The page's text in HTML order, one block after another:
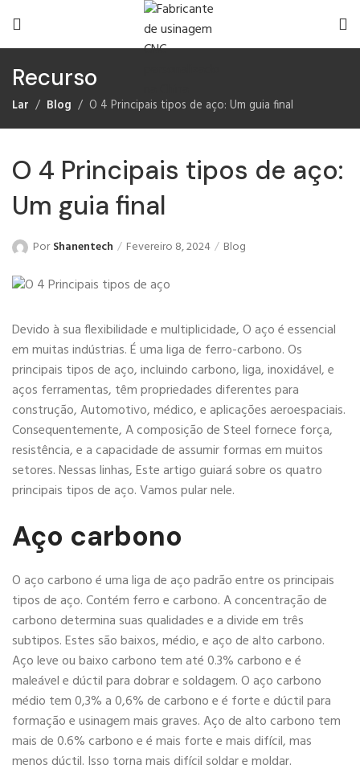
Recurso
Lar Blog O 4 Principais tipos de aço: Um guia final
O 4 Principais tipos de aço:
Um guia final
Por Shanentech Fevereiro 8, 2024 Blog
Devido à sua flexibilidade e multiplicidade, O aço é essencial
em muitas indústrias. É uma liga de ferro-carbono. Os
principais tipos de aço, incluindo carbono, liga, inoxidável, e
aços ferramentas, têm propriedades diferentes para
construção, Automotivo, médico, e aplicações aeroespaciais.
Consequentemente, A composição de Steel fornece força,
resistência, e a capacidade de assumir formas em muitos
setores. Nessas linhas, Este artigo guiará sobre os quatro
principais tipos de aço. Vamos pular nele.
Aço carbono
O aço carbono é uma liga de aço padrão entre os principais
tipos de aço. Contém ferro e carbono. A concentração de
carbono determina suas qualidades e a divide em três
subtipos. Estes são baixos, médio, e aço de alto carbono.
Aço leve ou baixo carbono tem até 0.3% carbono e é
maleável e dúctil para dobrar e soldagem. O aço carbono
médio tem 0,3% a 0,6% de carbono e é forte e dúctil para
formação e usinagem mais graves. Aço de alto carbono tem
mais de 0.6% carbono e é mais forte e mais difícil, mas
menos dúctil. Isso torna mais difícil soldar e moldar.